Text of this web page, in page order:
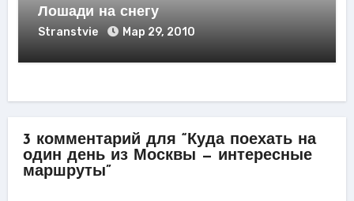
Лошади на снегу
Stranstvie Мар 29, 2010
3 комментарий для “Куда поехать на
один день из Москвы — интересные
маршруты”